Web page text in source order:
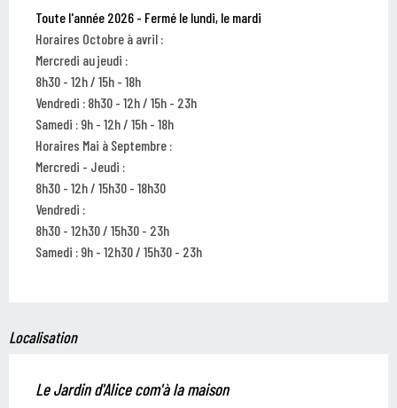
Toute l'année 2026 - Fermé le lundi, le mardi
Horaires Octobre à avril :
Mercredi au jeudi :
8h30 - 12h / 15h - 18h
Vendredi : 8h30 - 12h / 15h - 23h
Samedi : 9h - 12h / 15h - 18h
Horaires Mai à Septembre :
Mercredi - Jeudi :
8h30 - 12h / 15h30 - 18h30
Vendredi :
8h30 - 12h30 / 15h30 - 23h
Samedi : 9h - 12h30 / 15h30 - 23h
Localisation
Le Jardin d'Alice com'à la maison